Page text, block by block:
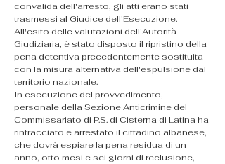
convalida dell'arresto, gli atti erano stati
trasmessi al Giudice dell'Esecuzione.
All'esito delle valutazioni dell'Autorità
Giudiziaria, è stato disposto il ripristino della
pena detentiva precedentemente sostituita
con la misura alternativa dell'espulsione dal
territorio nazionale.
In esecuzione del provvedimento,
personale della Sezione Anticrimine del
Commissariato di P.S. di Cisterna di Latina ha
rintracciato e arrestato il cittadino albanese,
che dovrà espiare la pena residua di un
anno, otto mesi e sei giorni di reclusione,